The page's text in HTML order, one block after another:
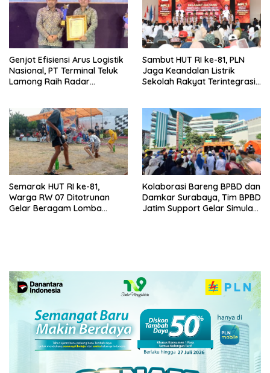
Genjot Efisiensi Arus Logistik
Nasional, PT Terminal Teluk
Lamong Raih Radar
Sambut HUT RI ke-81, PLN
Jaga Keandalan Listrik
Sekolah Rakyat Terintegrasi 1
Semarak HUT RI ke-81,
Warga RW 07 Ditotrunan
Gelar Beragam Lomba
Kolaborasi Bareng BPBD dan
Damkar Surabaya, Tim BPBD
Jatim Support Gelar Simulasi